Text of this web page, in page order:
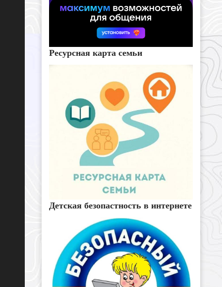
Ресурсная карта семьи
Детская безопастность в интернете